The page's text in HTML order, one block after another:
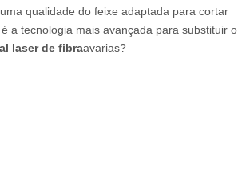
qualidade do feixe adaptada para cortar
a tecnologia mais avançada para substituir o
laser de fibraavarias?